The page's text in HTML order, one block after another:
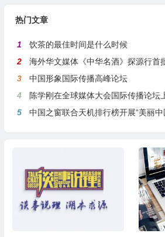
热门文章
1
饮茶的最佳时间是什么时候
2
海外华文媒体《中华名酒》探源行首
3
中国形象国际传播高峰论坛
4
陈学刚在全球媒体大会国际传播论坛
5
中国之窗联合天机排行榜开展“美丽中国-中国